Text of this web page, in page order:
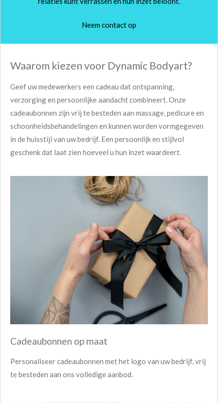
Neem contact op
Waarom kiezen voor Dynamic Bodyart?
Geef uw medewerkers een cadeau dat ontspanning,
verzorging en persoonlijke aandacht combineert. Onze
cadeaubonnen zijn vrij te besteden aan massage, pedicure en
schoonheidsbehandelingen en kunnen worden vormgegeven
in de huisstijl van uw bedrijf. Een persoonlijk en stijlvol
geschenk dat laat zien hoeveel u hun inzet waardeert.
Cadeaubonnen op maat
Personaliseer cadeaubonnen met het logo van uw bedrijf, vrij
te besteden aan ons volledige aanbod.